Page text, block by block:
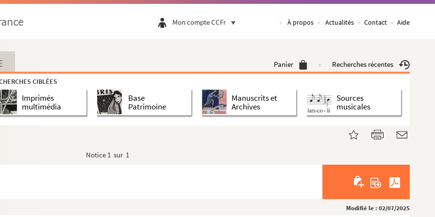
Mon compte CCFr À propos Actualités Contact Aide
Panier Recherches récentes
CIBLÉES
Imprimés
multimédia
Base
Patrimoine
Manuscrits et
Archives
Sources
musicales
Notice 1 sur 1
Modifié le : 02/07/2025
(au dos saint Romain, martyr)
martyrs à Carthage (Alexandre et Caius, martyrs au dos)